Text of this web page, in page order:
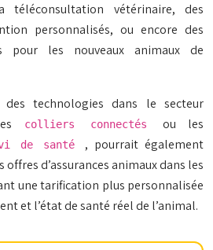
vétérinaire, des
personnalisés, ou encore des
pour les nouveaux animaux de
des technologies dans le secteur
colliers connectés ou les
de santé , pourrait également
d’assurances animaux dans les
une tarification plus personnalisée
et l’état de santé réel de l’animal.